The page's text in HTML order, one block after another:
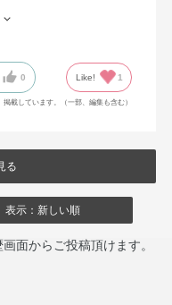
に添わせやすくて塗りや
0 Like! 1
載しています。（一部、編集も含む）
る
表示：新しい順
面からご投稿頂けます。